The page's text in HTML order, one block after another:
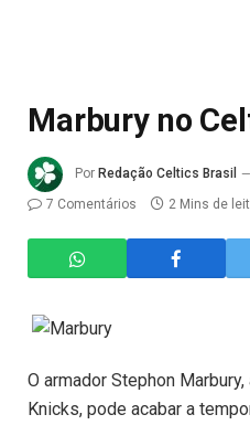
Marbury no
Por Redação Celtics Brasil
7 Comentários
2 Mins de
O armador Stephon
Knicks, pode acabar a